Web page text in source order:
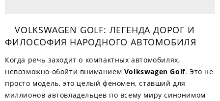
VOLKSWAGEN GOLF: ЛЕГЕНДА ДОРОГ И
ФИЛОСОФИЯ НАРОДНОГО АВТОМОБИЛЯ
Когда речь заходит о компактных автомобилях,
невозможно обойти вниманием Volkswagen Golf. Это не
просто модель, это целый феномен, ставший для
миллионов автовладельцев по всему миру синонимом